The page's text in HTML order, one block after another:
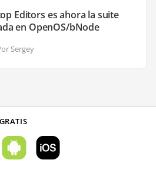
Editors es ahora la suite
en OpenOS/bNode
Sergey